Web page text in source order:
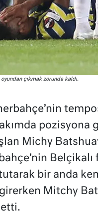
çıkmak zorunda kaldı.
Michy
bir anda
Mitchy
etti.